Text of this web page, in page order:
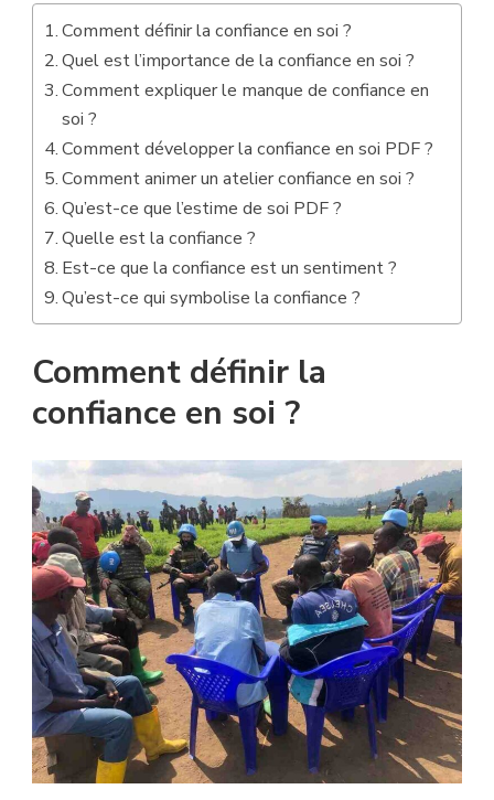
Comment définir la confiance en soi ?
Quel est l’importance de la confiance en soi ?
Comment expliquer le manque de confiance en
soi ?
Comment développer la confiance en soi PDF ?
Comment animer un atelier confiance en soi ?
Qu’est-ce que l’estime de soi PDF ?
Quelle est la confiance ?
Est-ce que la confiance est un sentiment ?
Qu’est-ce qui symbolise la confiance ?
Comment définir la
confiance en soi ?